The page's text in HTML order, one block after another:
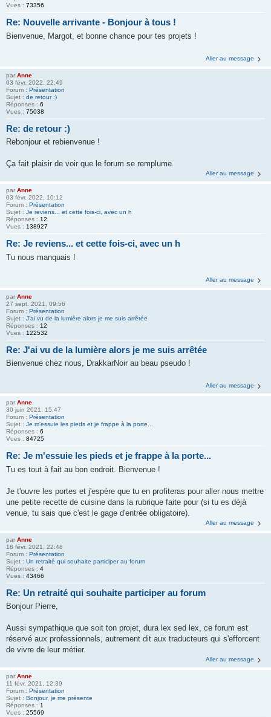
Vues : 73356
Re: Nouvelle arrivante - Bonjour à tous !
Bienvenue, Margot, et bonne chance pour tes projets !
Aller au message
par Anne
03 févr. 2022, 22:49
Forum : Présentation
Sujet : de retour :)
Réponses : 6
Vues : 75038
Re: de retour :)
Rebonjour et rebienvenue !
Ça fait plaisir de voir que le forum se remplume.
Aller au message
par Anne
03 févr. 2022, 10:12
Forum : Présentation
Sujet : Je reviens... et cette fois-ci, avec un h
Réponses : 12
Vues : 138927
Re: Je reviens... et cette fois-ci, avec un h
Tu nous manquais !
Aller au message
par Anne
27 sept. 2021, 09:56
Forum : Présentation
Sujet : J'ai vu de la lumière alors je me suis arrêtée
Réponses : 12
Vues : 122532
Re: J'ai vu de la lumière alors je me suis arrêtée
Bienvenue chez nous, DrakkarNoir au beau pseudo !
Aller au message
par Anne
30 juin 2021, 15:47
Forum : Présentation
Sujet : Je m'essuie les pieds et je frappe à la porte...
Réponses : 6
Vues : 84725
Re: Je m'essuie les pieds et je frappe à la porte...
Tu es tout à fait au bon endroit. Bienvenue !
Je t'ouvre les portes et j'espère que tu en profiteras pour aller nous mettre
une petite recette de cuisine dans la rubrique faite pour (si tu es déjà
venue, tu sais que c'est le gage d'entrée obligatoire).
Aller au message
par Anne
18 févr. 2021, 22:48
Forum : Présentation
Sujet : Un retraité qui souhaite participer au forum
Réponses : 4
Vues : 43466
Re: Un retraité qui souhaite participer au forum
Bonjour Pierre,
Aussi sympathique que soit ton projet, dura lex sed lex, ce forum est
réservé aux professionnels, autrement dit aux traducteurs qui s'efforcent
de vivre de leur métier.
Aller au message
par Anne
11 févr. 2021, 12:39
Forum : Présentation
Sujet : Bonjour, je me présente
Réponses : 1
Vues : 25569